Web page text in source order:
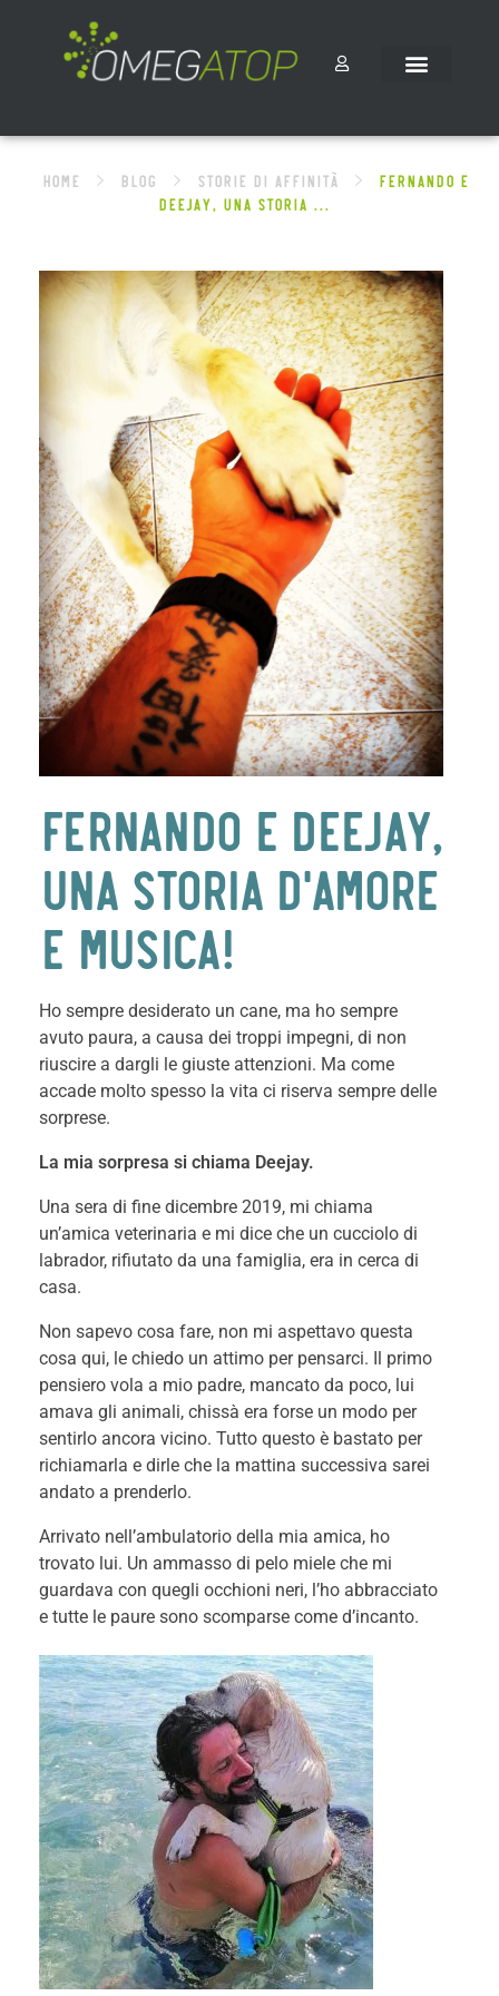
Home Blog STORIE DI AFFINITÀ
FERNANDO E
DEEJAY, UNA STORIA ...
FERNANDO E DEEJAY,
UNA STORIA D’AMORE
E MUSICA!
Ho sempre desiderato un cane, ma ho sempre
avuto paura, a causa dei troppi impegni, di non
riuscire a dargli le giuste attenzioni. Ma come
accade molto spesso la vita ci riserva sempre delle
sorprese.
La mia sorpresa si chiama Deejay.
Una sera di fine dicembre 2019, mi chiama
un’amica veterinaria e mi dice che un cucciolo di
labrador, rifiutato da una famiglia, era in cerca di
casa.
Non sapevo cosa fare, non mi aspettavo questa
cosa qui, le chiedo un attimo per pensarci. Il primo
pensiero vola a mio padre, mancato da poco, lui
amava gli animali, chissà era forse un modo per
sentirlo ancora vicino. Tutto questo è bastato per
richiamarla e dirle che la mattina successiva sarei
andato a prenderlo.
Arrivato nell’ambulatorio della mia amica, ho
trovato lui. Un ammasso di pelo miele che mi
guardava con quegli occhioni neri, l’ho abbracciato
e tutte le paure sono scomparse come d’incanto.